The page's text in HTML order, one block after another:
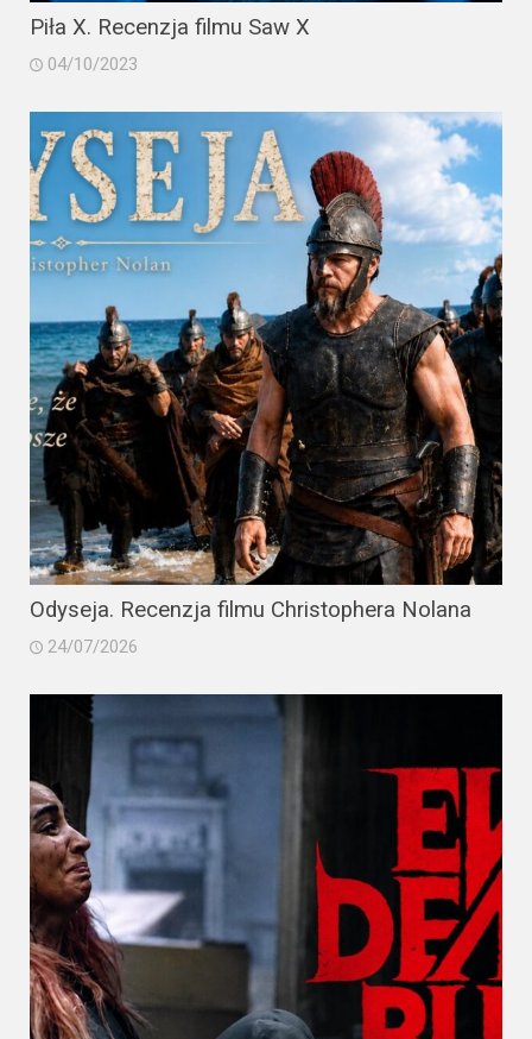
Piła X. Recenzja filmu Saw X
04/10/2023
Odyseja. Recenzja filmu Christophera Nolana
24/07/2026